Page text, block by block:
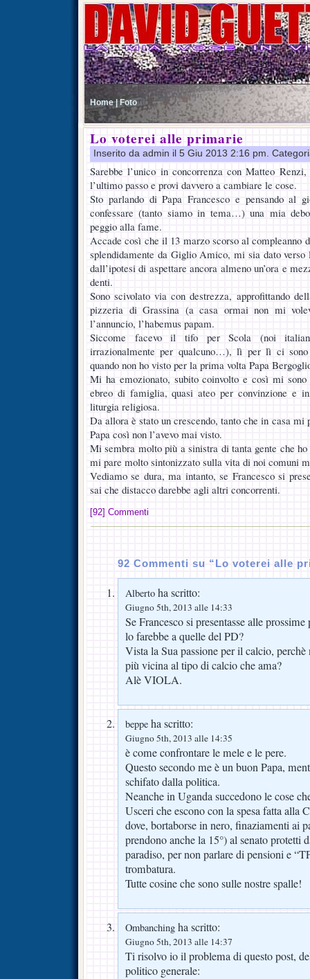
Home | Foto
Lo voterei alle primarie
Inserito da admin il 5 Giu 2013 2:16 pm.
Sarebbe l’unico in concorrenza con Matteo
l’ultimo passo e provi davvero a cambiare le cose.
Sto parlando di Papa Francesco e pensando al
confessare (tanto siamo in tema…) una mia
peggio alla fame.
Accade così che il 13 marzo scorso al compleanno
splendidamente da Giglio Amico, mi sia dato
dall’ipotesi di aspettare ancora almeno un’ora e
denti.
Sono scivolato via con destrezza, approfittando
pizzeria di Grassina (a casa ormai non mi
l’annuncio, l’habemus papam.
Siccome facevo il tifo per Scola (noi
irrazionalmente per qualcuno…), lì per lì ci
quando non ho visto per la prima volta Papa
Mi ha emozionato, subito coinvolto e così mi
ebreo di famiglia, quasi ateo per convinzione e
liturgia religiosa.
Da allora è stato un crescendo, tanto che in casa mi
Papa così non l’avevo mai visto.
Mi sembra molto più a sinistra di tanta gente che
mi pare molto sintonizzato sulla vita di noi comuni
Vediamo se dura, ma intanto, se Francesco si
sai che distacco darebbe agli altri concorrenti.
[92] Commenti
92 Commenti su “Lo voterei alle
Alberto ha scritto:
Giugno 5th, 2013 alle 14:33
Se Francesco si presentasse alle
lo farebbe a quelle del PD?
Vista la Sua passione per il calcio,
più vicina al tipo di calcio che ama?
Alè VIOLA.
beppe ha scritto:
Giugno 5th, 2013 alle 14:35
è come confrontare le mele e le pere.
Questo secondo me è un buon Papa,
schifato dalla politica.
Neanche in Uganda succedono le cose
Usceri che escono con la spesa fatta alla
dove, bortaborse in nero, finaziamenti ai
prendono anche la 15°) al senato protetti
paradiso, per non parlare di pensioni e
trombatura.
Tutte cosine che sono sulle nostre spalle!
Ombanching ha scritto:
Giugno 5th, 2013 alle 14:37
Ti risolvo io il problema di questo post,
politico generale: